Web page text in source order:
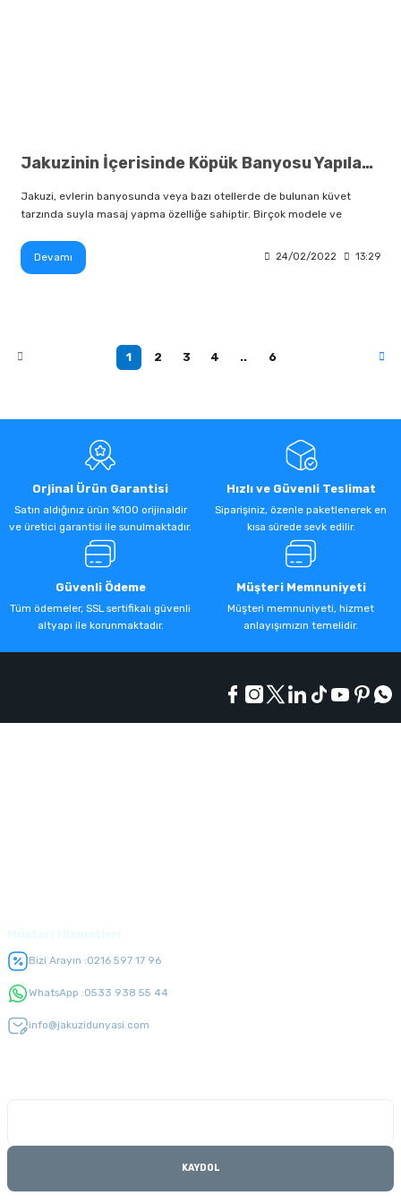
Jakuzinin İçerisinde Köpük Banyosu Yapılabilir mi?
Jakuzi, evlerin banyosunda veya bazı otellerde de bulunan küvet
tarzında suyla masaj yapma özelliğe sahiptir. Birçok modele ve
Devamı 24/02/2022 13:29
1 2 3 4 .. 6
Orjinal Ürün Garantisi
Satın aldığınız ürün %100 orijinaldir
ve üretici garantisi ile sunulmaktadır.
Hızlı ve Güvenli Teslimat
Siparişiniz, özenle paketlenerek en
kısa sürede sevk edilir.
Güvenli Ödeme
Tüm ödemeler, SSL sertifikalı güvenli
altyapı ile korunmaktadır.
Müşteri Memnuniyeti
Müşteri memnuniyeti, hizmet
anlayışımızın temelidir.
Bizi Arayın :0216 597 17 96
WhatsApp :0533 938 55 44
info@jakuzidunyasi.com
KAYDOL